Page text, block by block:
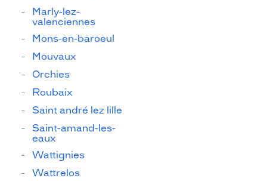
Marly-lez-
valenciennes
Mons-en-baroeul
Mouvaux
Orchies
Roubaix
Saint andré lez lille
Saint-amand-les-
eaux
Wattignies
Wattrelos